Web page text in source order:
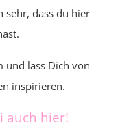
sehr, dass du hier
und lass Dich von
inspirieren.
auch hier!